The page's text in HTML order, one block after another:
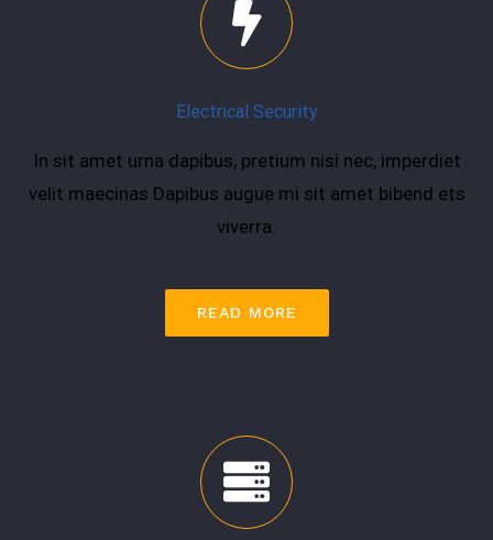
Electrical Security
In sit amet urna dapibus, pretium nisi nec, imperdiet
velit maecinas Dapibus augue mi sit amet bibend ets
viverra.
READ MORE